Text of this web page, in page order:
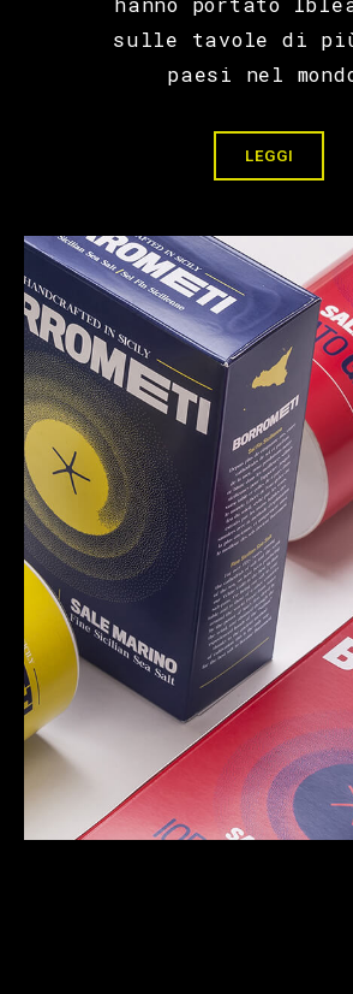
sulle tavole di
paesi nel
LEGGI